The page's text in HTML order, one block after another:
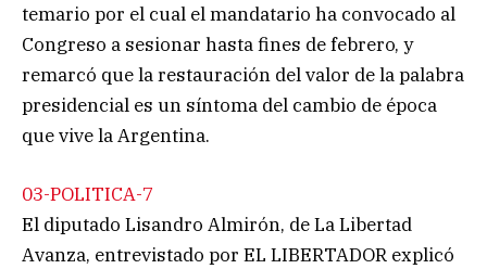
temario por el cual el mandatario ha convocado al
Congreso a sesionar hasta fines de febrero, y
remarcó que la restauración del valor de la palabra
presidencial es un síntoma del cambio de época
que vive la Argentina.
03-POLITICA-7
El diputado Lisandro Almirón, de La Libertad
Avanza, entrevistado por EL LIBERTADOR explicó